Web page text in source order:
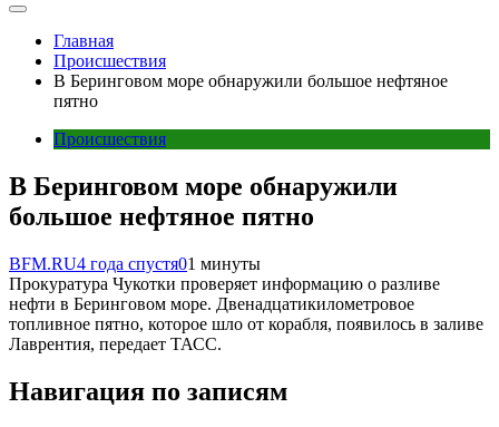
Главная
Происшествия
В Беринговом море обнаружили большое нефтяное
пятно
Происшествия
В Беринговом море обнаружили
большое нефтяное пятно
BFM.RU4 года спустя01 минуты
Прокуратура Чукотки проверяет информацию о разливе
нефти в Беринговом море. Двенадцатикилометровое
топливное пятно, которое шло от корабля, появилось в заливе
Лаврентия, передает ТАСС.
Навигация по записям